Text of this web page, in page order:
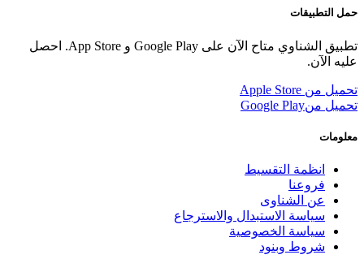
حمل التطبيقات
تطبيق الشناوي متاح الآن على Google Play و App Store. احصل
عليه الآن.
تحميل من Apple Store
تحميل منGoogle Play
معلومات
انظمة التقسيط
فروعنا
عن الشناوى
سياسة الاستبدال والاسترجاع
سياسة الخصوصية
شروط وبنود